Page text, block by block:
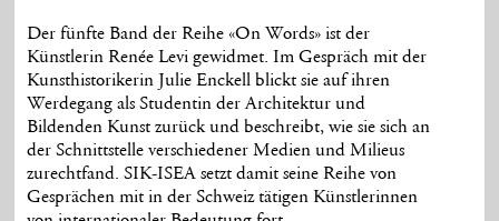
Der fünfte Band der Reihe «On Words» ist der
Künstlerin Renée Levi gewidmet. Im Gespräch mit der
Kunsthistorikerin Julie Enckell blickt sie auf ihren
Werdegang als Studentin der Architektur und
Bildenden Kunst zurück und beschreibt, wie sie sich an
der Schnittstelle verschiedener Medien und Milieus
zurechtfand. SIK-ISEA setzt damit seine Reihe von
Gesprächen mit in der Schweiz tätigen Künstlerinnen